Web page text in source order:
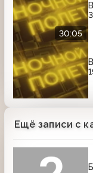
30:05
Ещё записи с